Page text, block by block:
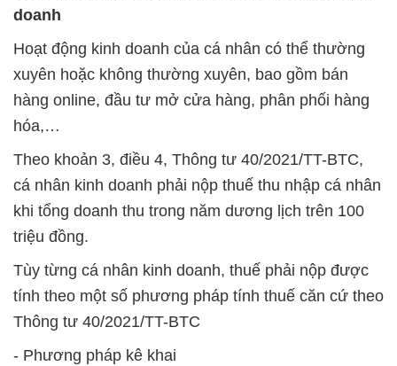
doanh
Hoạt động kinh doanh của cá nhân có thể thường
xuyên hoặc không thường xuyên, bao gồm bán
hàng online, đầu tư mở cửa hàng, phân phối hàng
hóa,…
Theo khoản 3, điều 4, Thông tư 40/2021/TT-BTC,
cá nhân kinh doanh phải nộp thuế thu nhập cá nhân
khi tổng doanh thu trong năm dương lịch trên 100
triệu đồng.
Tùy từng cá nhân kinh doanh, thuế phải nộp được
tính theo một số phương pháp tính thuế căn cứ theo
Thông tư 40/2021/TT-BTC
- Phương pháp kê khai